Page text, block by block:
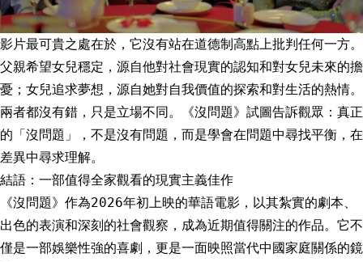
影片最可貴之處在於，它沒有站在道德制高點上批判任何一方。
父親希望女兒穩定，源自他對社會現實的認知和對女兒未來的擔
憂；女兒追求夢想，源自她對自我價值的探索和對生活的熱情。
兩者都沒有錯，只是立場不同。《沒問題》試圖告訴觀眾：真正
的「沒問題」，不是沒有問題，而是學會在問題中尋找平衡，在
差異中尋求理解。
結語：一部值得全家觀看的現實主義佳作
《沒問題》作為2026年初上映的華語電影，以其紮實的劇本、
出色的表演和深刻的社會觀察，成為近期值得關注的作品。它不
僅是一部娛樂性強的喜劇，更是一面映照當代中國家庭關係的鏡